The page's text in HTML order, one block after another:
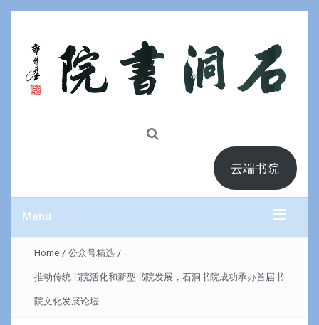
云端书院
Menu
Home / 公众号精选 /
推动传统书院活化和新型书院发展，石洞书院成功承办首届书
院文化发展论坛